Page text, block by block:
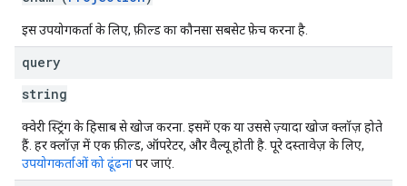
इस उपयोगकर्ता के लिए, फ़ील्ड का कौनसा सबसेट फ़ेच करना है.
query
string
क्वेरी स्ट्रिंग के हिसाब से खोज करना. इसमें एक या उससे ज़्यादा खोज क्लॉज़ होते
हैं. हर क्लॉज़ में एक फ़ील्ड, ऑपरेटर, और वैल्यू होती है. पूरे दस्तावेज़ के लिए,
उपयोगकर्ताओं को ढूंढनापर जाएं.